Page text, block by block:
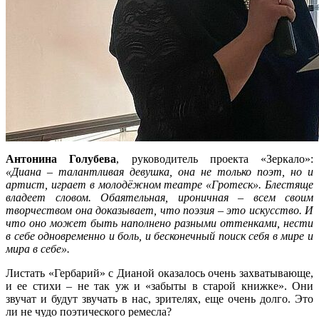
Антонина Голубева, руководитель проекта «Зеркало»:
«Диана – талантливая девушка, она не только поэт, но и
артист, играет в молодёжном театре «Гротеск». Блестяще
владеет словом. Обаятельная, ироничная – всем своим
творчеством она доказывает, что поэзия – это искусство. И
что оно может быть наполнено разными оттенками, нести
в себе одновременно и боль, и бесконечный поиск себя в мире и
мира в себе».
Листать «Гербарий» с Дианой оказалось очень захватывающе,
и ее стихи – не так уж и «забыты в старой книжке». Они
звучат и будут звучать в нас, зрителях, еще очень долго. Это
ли не чудо поэтического ремесла?